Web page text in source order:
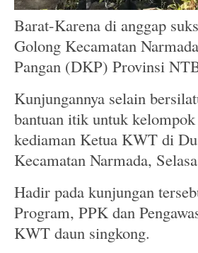
Barat-Karena di anggap
Golong Kecamatan
Pangan (DKP) Provinsi
Kunjungannya selain
bantuan itik untuk
kediaman Ketua KWT di
Kecamatan Narmada,
Hadir pada kunjungan
Program, PPK dan
KWT daun singkong.